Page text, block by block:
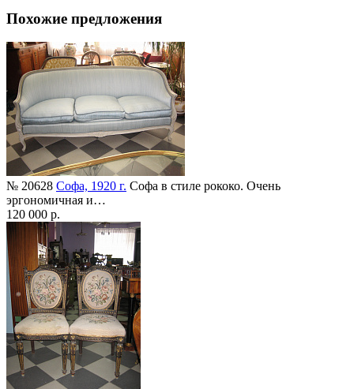
Похожие предложения
№ 20628 Софа, 1920 г. Софа в стиле рококо. Очень
эргономичная и…
120 000 р.